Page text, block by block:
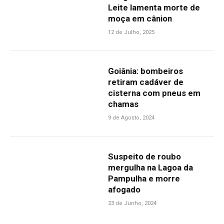
Leite lamenta morte de
moça em cânion
12 de Julho, 2025
Goiânia: bombeiros
retiram cadáver de
cisterna com pneus em
chamas
9 de Agosto, 2024
Suspeito de roubo
mergulha na Lagoa da
Pampulha e morre
afogado
23 de Junho, 2024